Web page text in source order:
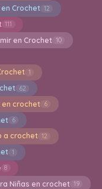
Crochet 12
111
en Crochet 10
1
62
en crochet 6
6
a crochet 12
1
8
Niñas en crochet 19